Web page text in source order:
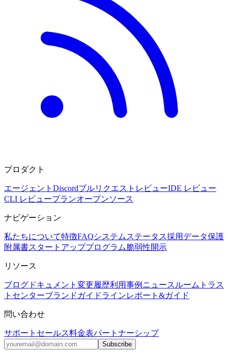
プロダクト
エージェント DiscordプルリクエストレビューIDE レビュー
CLI レビュープランオープンソース
ナビゲーション
私たちについて特徴FAQシステムステータス採用 データ保護
附属書スタートアッププログラム脆弱性開示
リソース
ブログ ドキュメント 変更履歴利用事例 ニュースルーム トラス
トセンターブランドガイドラインレポート&ガイド
問い合わせ
サポート セールス料金表パートナーシップ
Subscribe